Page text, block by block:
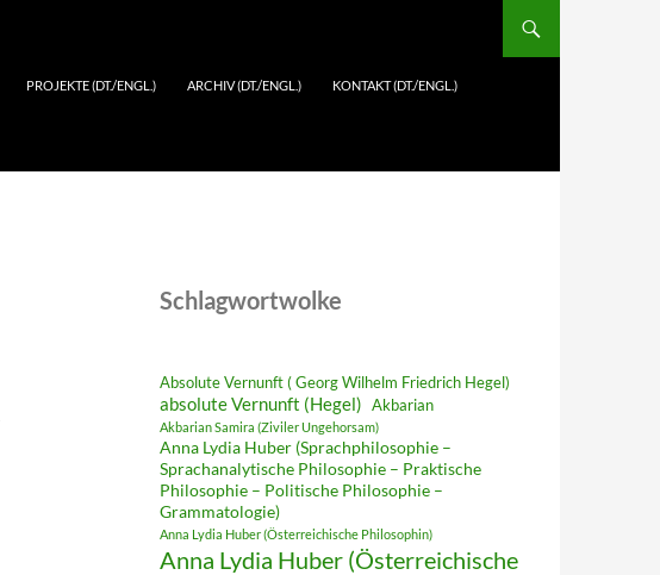
PROJEKTE (DT./ENGL.) ARCHIV (DT./ENGL.) KONTAKT (DT./ENGL.)
Schlagwortwolke
Absolute Vernunft ( Georg Wilhelm Friedrich Hegel)
absolute Vernunft (Hegel) Akbarian
Akbarian Samira (Ziviler Ungehorsam)
Anna Lydia Huber (Sprachphilosophie –
Sprachanalytische Philosophie – Praktische
Philosophie – Politische Philosophie –
Grammatologie)
Anna Lydia Huber (Österreichische Philosophin)
Anna Lydia Huber (Österreichische